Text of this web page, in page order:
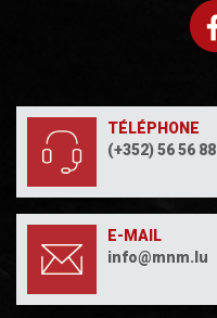
TÉLÉPHONE
(+352) 56 56 88
E-MAIL
info@mnm.lu